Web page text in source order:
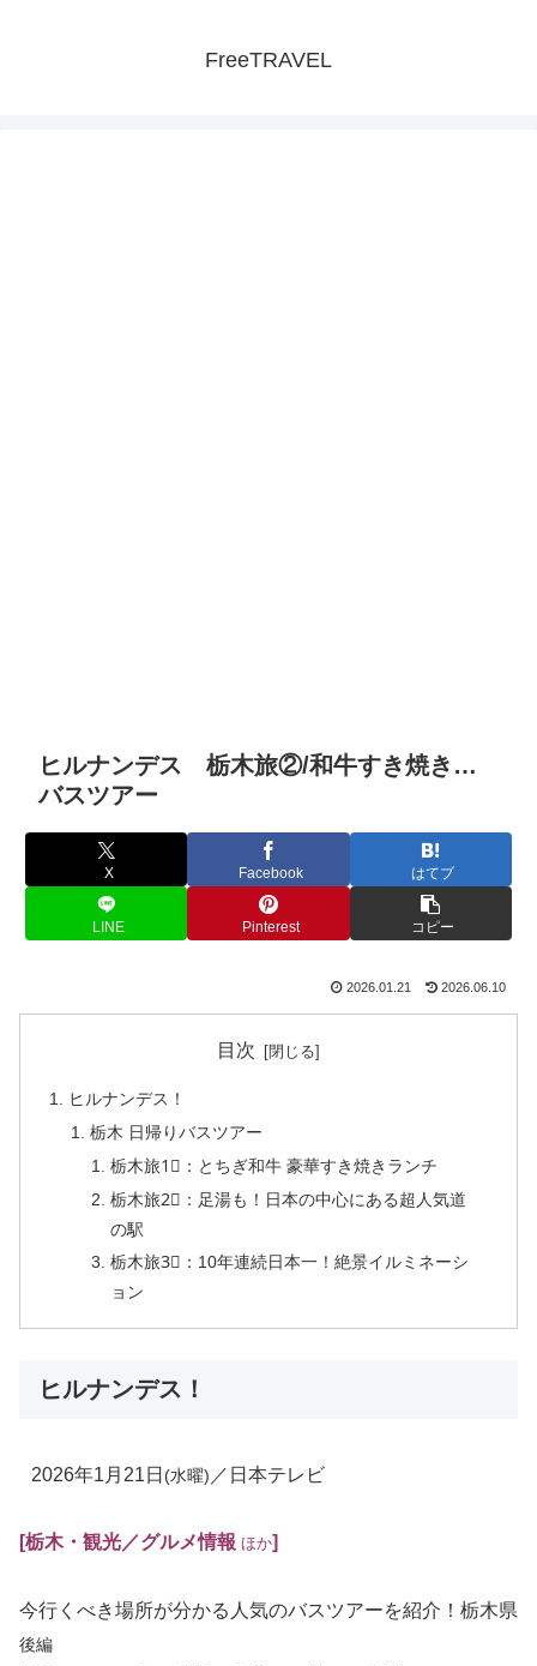
FreeTRAVEL
ヒルナンデス 栃木旅②/和牛すき焼き…
バスツアー
X Facebook はてブ
LINE Pinterest コピー
2026.01.21 2026.06.10
目次
ヒルナンデス！
栃木 日帰りバスツアー
栃木旅1⃣：とちぎ和牛 豪華すき焼きランチ
栃木旅2⃣：足湯も！日本の中心にある超人気道
の駅
栃木旅3⃣：10年連続日本一！絶景イルミネーシ
ョン
ヒルナンデス！
2026年1月21日 (水曜) ／日本テレビ
[栃木・観光／グルメ情報 ほか]
今行くべき場所が分かる人気のバスツアーを紹介！栃木県
後編